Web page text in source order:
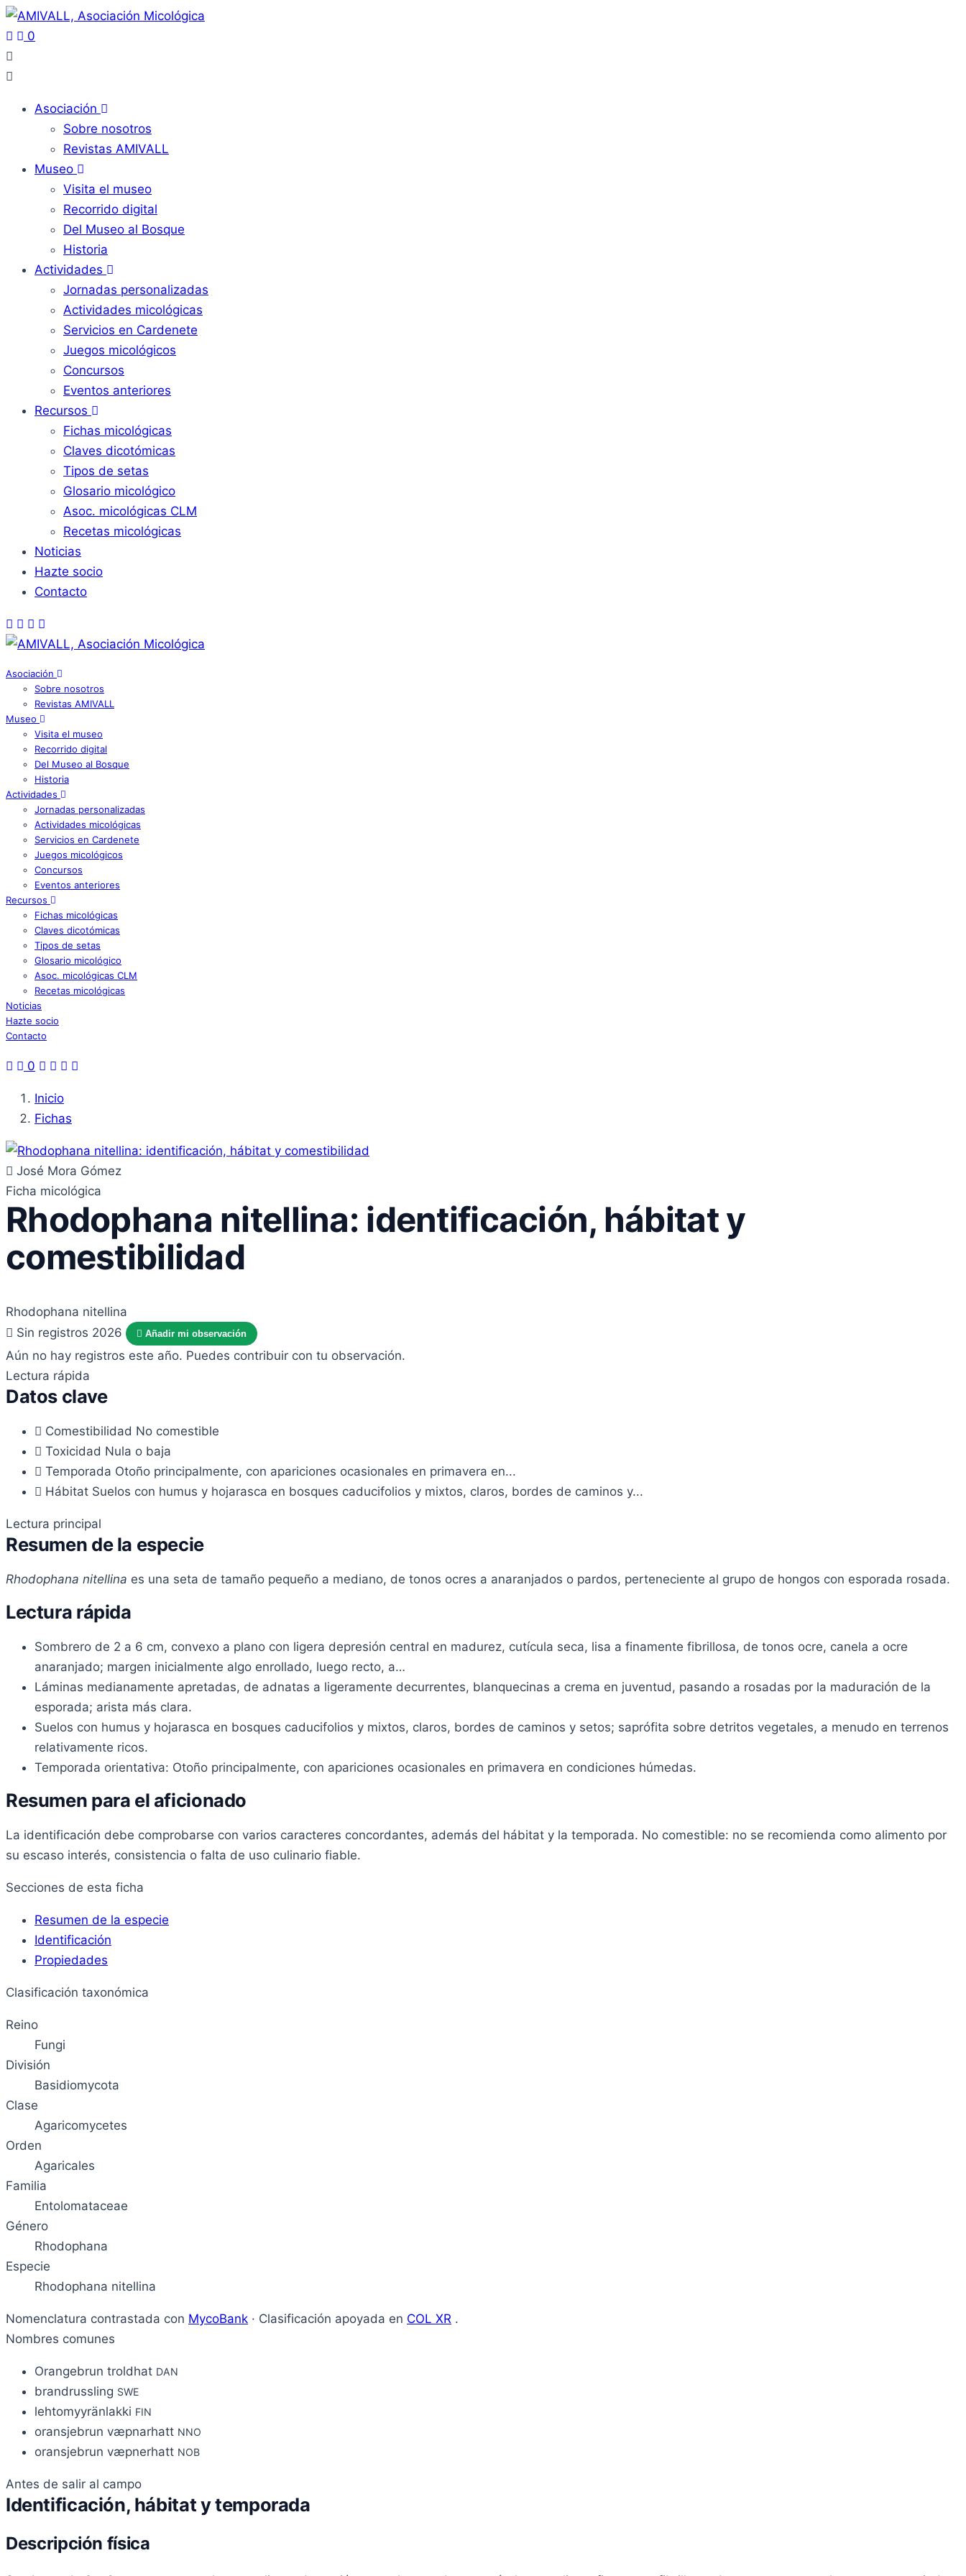
0
Asociación
Sobre nosotros
Revistas AMIVALL
Museo
Visita el museo
Recorrido digital
Del Museo al Bosque
Historia
Actividades
Jornadas personalizadas
Actividades micológicas
Servicios en Cardenete
Juegos micológicos
Concursos
Eventos anteriores
Recursos
Fichas micológicas
Claves dicotómicas
Tipos de setas
Glosario micológico
Asoc. micológicas CLM
Recetas micológicas
Noticias
Hazte socio
Contacto
Asociación
Sobre nosotros
Revistas AMIVALL
Museo
Visita el museo
Recorrido digital
Del Museo al Bosque
Historia
Actividades
Jornadas personalizadas
Actividades micológicas
Servicios en Cardenete
Juegos micológicos
Concursos
Eventos anteriores
Recursos
Fichas micológicas
Claves dicotómicas
Tipos de setas
Glosario micológico
Asoc. micológicas CLM
Recetas micológicas
Noticias
Hazte socio
Contacto
0
Inicio
Fichas
José Mora Gómez
Ficha micológica
Rhodophana nitellina: identificación, hábitat y
comestibilidad
Rhodophana nitellina
Sin registros 2026
Añadir mi observación
Aún no hay registros este año. Puedes contribuir con tu observación.
Lectura rápida
Datos clave
Comestibilidad No comestible
Toxicidad Nula o baja
Temporada Otoño principalmente, con apariciones ocasionales en primavera en...
Hábitat Suelos con humus y hojarasca en bosques caducifolios y mixtos, claros, bordes de caminos y...
Lectura principal
Resumen de la especie
Rhodophana nitellina es una seta de tamaño pequeño a mediano, de tonos ocres a anaranjados o pardos, perteneciente al grupo de hongos con esporada rosada.
Lectura rápida
Sombrero de 2 a 6 cm, convexo a plano con ligera depresión central en madurez, cutícula seca, lisa a finamente fibrillosa, de tonos ocre, canela a ocre
anaranjado; margen inicialmente algo enrollado, luego recto, a…
Láminas medianamente apretadas, de adnatas a ligeramente decurrentes, blanquecinas a crema en juventud, pasando a rosadas por la maduración de la
esporada; arista más clara.
Suelos con humus y hojarasca en bosques caducifolios y mixtos, claros, bordes de caminos y setos; saprófita sobre detritos vegetales, a menudo en terrenos
relativamente ricos.
Temporada orientativa: Otoño principalmente, con apariciones ocasionales en primavera en condiciones húmedas.
Resumen para el aficionado
La identificación debe comprobarse con varios caracteres concordantes, además del hábitat y la temporada. No comestible: no se recomienda como alimento por
su escaso interés, consistencia o falta de uso culinario fiable.
Secciones de esta ficha
Resumen de la especie
Identificación
Propiedades
Clasificación taxonómica
Reino
Fungi
División
Basidiomycota
Clase
Agaricomycetes
Orden
Agaricales
Familia
Entolomataceae
Género
Rhodophana
Especie
Rhodophana nitellina
Nomenclatura contrastada con MycoBank · Clasificación apoyada en COL XR .
Nombres comunes
Orangebrun troldhat DAN
brandrussling SWE
lehtomyyränlakki FIN
oransjebrun væpnarhatt NNO
oransjebrun væpnerhatt NOB
Antes de salir al campo
Identificación, hábitat y temporada
Descripción física